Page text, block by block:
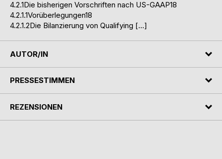
4.2.1Die bisherigen Vorschriften nach US-GAAP18
4.2.1.1Vorüberlegungen18
4.2.1.2Die Bilanzierung von Qualifying […]
AUTOR/IN
PRESSESTIMMEN
REZENSIONEN